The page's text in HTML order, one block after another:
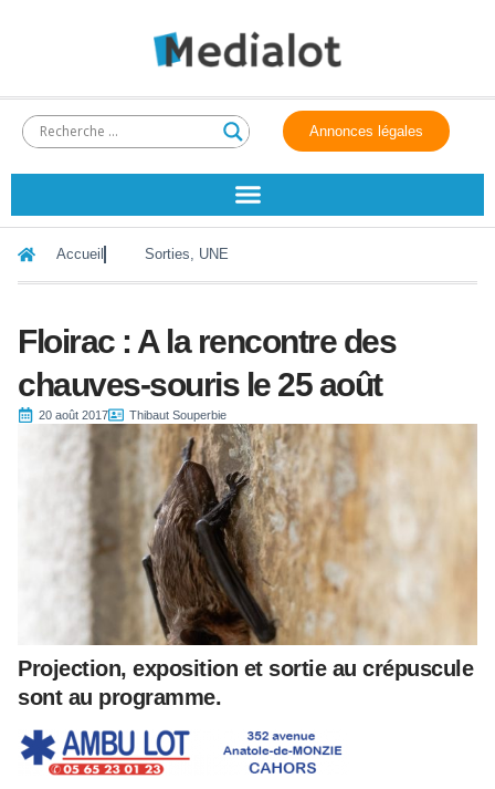
Annonces légales
Accueil Sorties, UNE
Floirac : A la rencontre des
chauves-souris le 25 août
20 août 2017 Thibaut Souperbie
Projection, exposition et sortie au crépuscule
sont au programme.